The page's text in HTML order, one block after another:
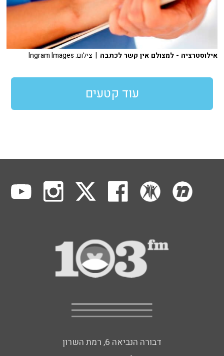
אילוסטרציה - למצולם אין קשר לכתבה | צילום: Ingram Images
עוד קטעים
דבורה הנביאה 6, רמת השרון